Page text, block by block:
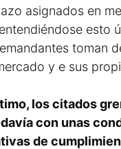
asignados en
esto
toman
y e sus
los citados
con unas
de